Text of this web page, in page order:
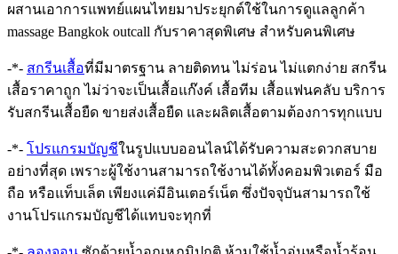
ผสานเอาการแพทย์แผนไทยมาประยุกต์ใช้ในการดูแลลูกค้า
massage Bangkok outcall กับราคาสุดพิเศษ สำหรับคนพิเศษ
-*- สกรีนเสื้อที่มีมาตรฐาน ลายติดทน ไม่ร่อน ไม่แตกง่าย สกรีน
เสื้อราคาถูก ไม่ว่าจะเป็นเสื้อแก๊งค์ เสื้อทีม เสื้อแฟนคลับ บริการ
รับสกรีนเสื้อยืด ขายส่งเสื้อยืด และผลิตเสื้อตามต้องการทุกแบบ
-*- โปรแกรมบัญชีในรูปแบบออนไลน์ได้รับความสะดวกสบาย
อย่างที่สุด เพราะผู้ใช้งานสามารถใช้งานได้ทั้งคอมพิวเตอร์ มือ
ถือ หรือแท็บเล็ต เพียงแค่มีอินเตอร์เน็ต ซึ่งปัจจุบันสามารถใช้
งานโปรแกรมบัญชีได้แทบจะทุกที่